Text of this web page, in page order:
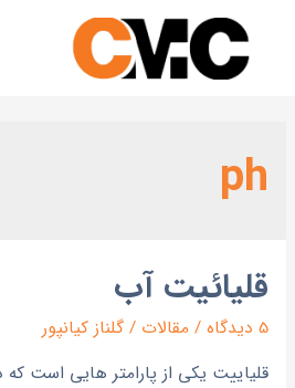
ph
قلیائیت آب
5 دیدگاه / مقالات / گلناز کیانپور
قلیاییت یکی از پارامتر هایی است